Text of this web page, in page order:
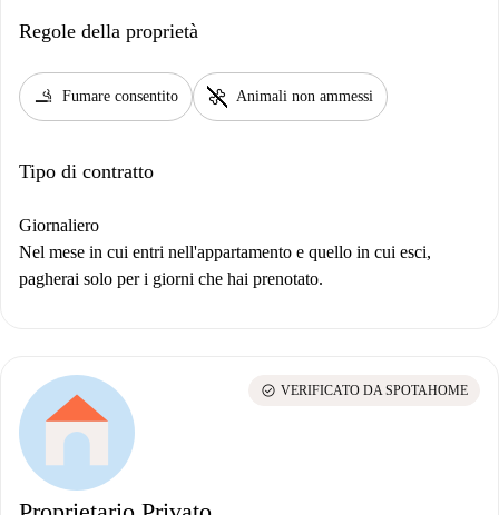
Regole della proprietà
smoking_rooms Fumare consentito pet_supplies Animali non ammessi
Tipo di contratto
Giornaliero
Nel mese in cui entri nell'appartamento e quello in cui esci,
pagherai solo per i giorni che hai prenotato.
check_circle VERIFICATO DA SPOTAHOME